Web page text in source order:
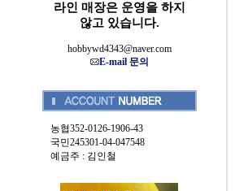
라인 매장은 운영을 하지
않고 있습니다.
hobbywd4343@naver.com
E-mail 문의
농협352-0126-1906-43
국민245301-04-047548
예금주 : 김인철